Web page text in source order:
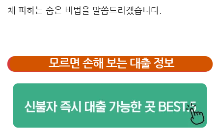
체 피하는 숨은 비법을 말씀드리겠습니다.
모르면 손해 보는 대출 정보